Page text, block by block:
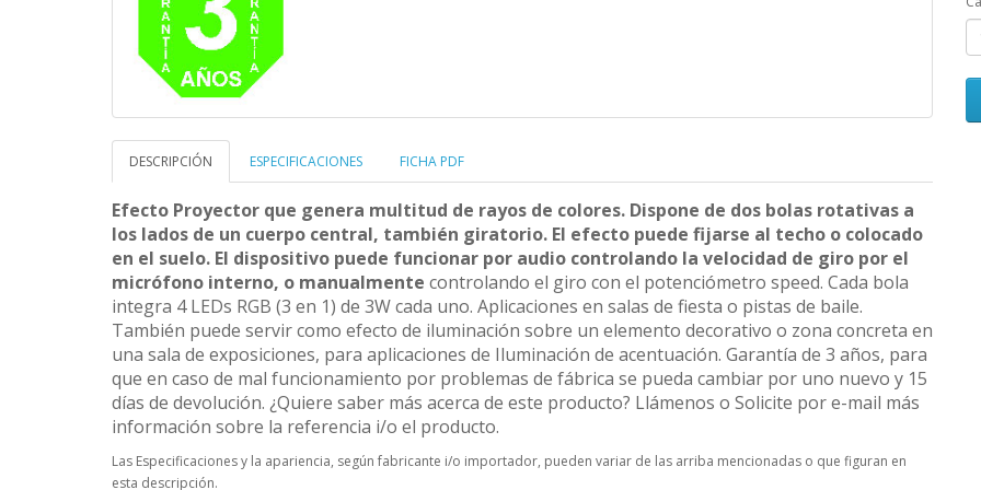
DESCRIPCIÓN ESPECIFICACIONES FICHA PDF
Efecto Proyector que genera multitud de rayos de colores. Dispone de dos bolas rotativas a
los lados de un cuerpo central, también giratorio. El efecto puede fijarse al techo o colocado
en el suelo. El dispositivo puede funcionar por audio controlando la velocidad de giro por el
micrófono interno, o manualmente controlando el giro con el potenciómetro speed. Cada bola
integra 4 LEDs RGB (3 en 1) de 3W cada uno. Aplicaciones en salas de fiesta o pistas de baile.
También puede servir como efecto de iluminación sobre un elemento decorativo o zona concreta en
una sala de exposiciones, para aplicaciones de Iluminación de acentuación. Garantía de 3 años, para
que en caso de mal funcionamiento por problemas de fábrica se pueda cambiar por uno nuevo y 15
días de devolución. ¿Quiere saber más acerca de este producto? Llámenos o Solicite por e-mail más
información sobre la referencia i/o el producto.
Las Especificaciones y la apariencia, según fabricante i/o importador, pueden variar de las arriba mencionadas o que figuran en
esta descripción.